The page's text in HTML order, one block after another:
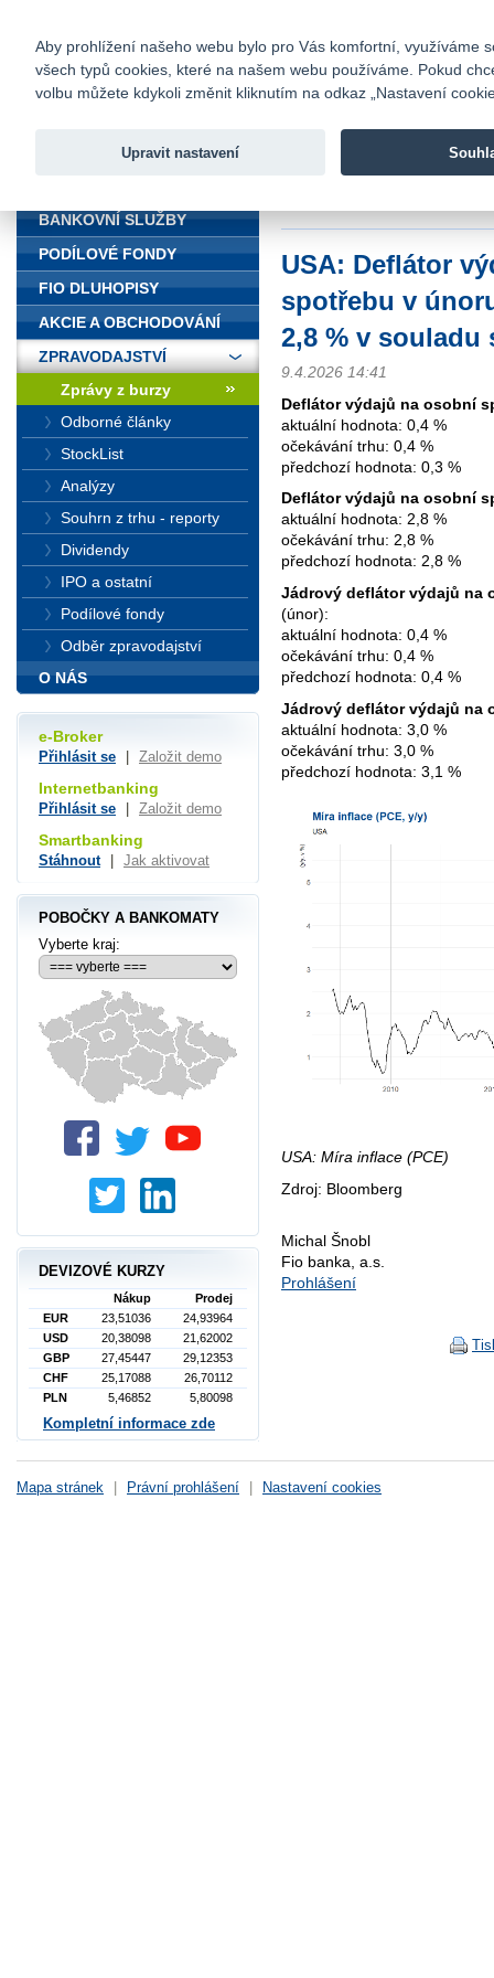
Fio banka
Fio banka
USA: Deflátor
spotřebu v
2,8 % v souladu
9.4.2026 14:41
Deflátor výdajů na osobní
aktuální hodnota: 0,4 %
očekávání trhu: 0,4 %
předchozí hodnota: 0,3 %
Deflátor výdajů na osobní
aktuální hodnota: 2,8 %
očekávání trhu: 2,8 %
předchozí hodnota: 2,8 %
Jádrový deflátor výdajů na
(únor):
aktuální hodnota: 0,4 %
očekávání trhu: 0,4 %
předchozí hodnota: 0,4 %
Jádrový deflátor výdajů na
aktuální hodnota: 3,0 %
očekávání trhu: 3,0 %
předchozí hodnota: 3,1 %
USA: Míra inflace (PCE)
Zdroj: Bloomberg
Michal Šnobl
Fio banka, a.s.
Prohlášení
BANKOVNÍ SLUŽBY
PODÍLOVÉ FONDY
FIO DLUHOPISY
AKCIE A OBCHODOVÁNÍ
ZPRAVODAJSTVÍ
Zprávy z burzy
Odborné články
StockList
Analýzy
Souhrn z trhu - reporty
Dividendy
IPO a ostatní
Podílové fondy
Odběr zpravodajství
O NÁS
e-Broker
Přihlásit se Založit demo
Internetbanking
Přihlásit se Založit demo
Smartbanking
Stáhnout Jak aktivovat
POBOČKY A BANKOMATY
Vyberte kraj:
DEVIZOVÉ KURZY
Nákup
Prodej
EUR
23,51036
24,93964
USD
20,38098
21,62002
GBP
27,45447
29,12353
CHF
25,17088
26,70112
PLN
5,46852 5,80098
Kompletní informace zde
Mapa stránek Právní prohlášení Nastavení cookies
Aby prohlížení našeho webu bylo pro Vás komfortní, využíváme
všech typů cookies, které na našem webu používáme. Pokud
volbu můžete kdykoli změnit kliknutím na odkaz „Nastavení
Upravit nastavení